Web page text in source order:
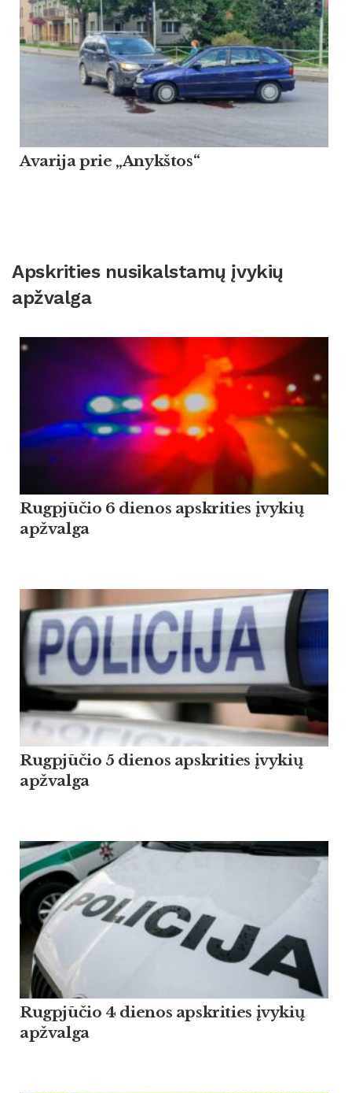
Avarija prie „Anykštos“
Apskrities nusikalstamų įvykių
apžvalga
Rugpjūčio 6 dienos apskrities įvykių
apžvalga
Rugpjūčio 5 dienos apskrities įvykių
apžvalga
Rugpjūčio 4 dienos apskrities įvykių
apžvalga